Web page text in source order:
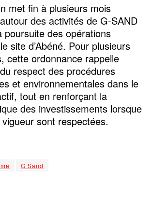
met fin à plusieurs mois
des activités de G-SAND
poursuite des opérations
site d’Abéné. Pour plusieurs
cette ordonnance rappelle
respect des procédures
et environnementales dans le
tout en renforçant la
des investissements lorsque
sont respectées.
G Sand